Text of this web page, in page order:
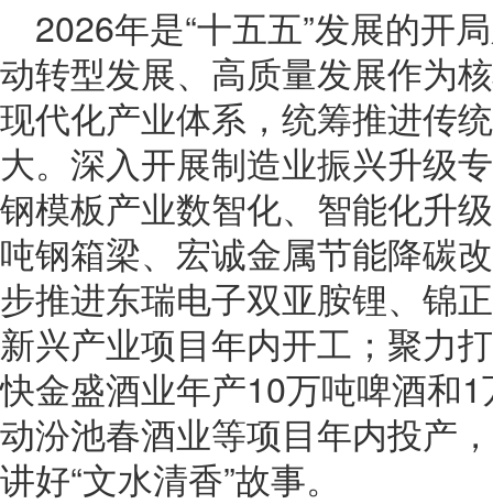
2026年是“十五五”发展的开
动转型发展、高质量发展作为
现代化产业体系，统筹推进传
大。深入开展制造业振兴升级
钢模板产业数智化、智能化升
吨钢箱梁、宏诚金属节能降碳
步推进东瑞电子双亚胺锂、锦
新兴产业项目年内开工；聚力
快金盛酒业年产10万吨啤酒和
动汾池春酒业等项目年内投产
讲好“文水清香”故事。